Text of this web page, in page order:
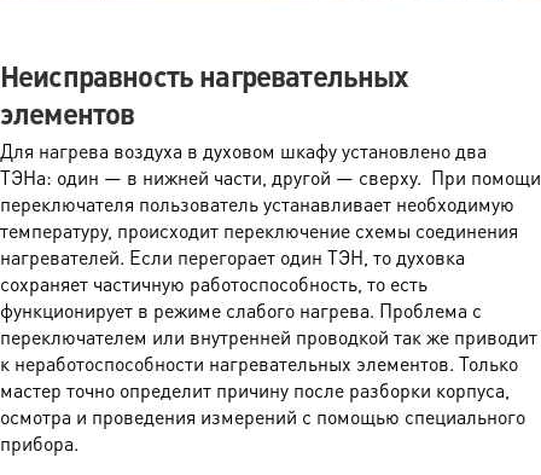
Неисправность нагревательных
элементов
Для нагрева воздуха в духовом шкафу установлено два
ТЭНа: один — в нижней части, другой — сверху. При помощи
переключателя пользователь устанавливает необходимую
температуру, происходит переключение схемы соединения
нагревателей. Если перегорает один ТЭН, то духовка
сохраняет частичную работоспособность, то есть
функционирует в режиме слабого нагрева. Проблема с
переключателем или внутренней проводкой так же приводит
к неработоспособности нагревательных элементов. Только
мастер точно определит причину после разборки корпуса,
осмотра и проведения измерений с помощью специального
прибора.